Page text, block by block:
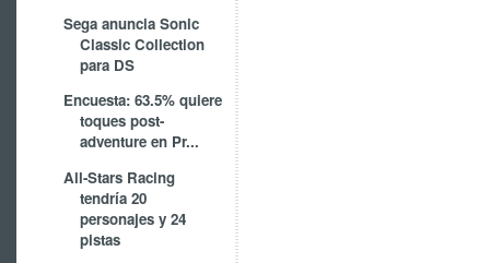
Sega anuncia Sonic
Classic Collection
para DS
Encuesta: 63.5% quiere
toques post-
adventure en Pr...
All-Stars Racing
tendría 20
personajes y 24
pistas